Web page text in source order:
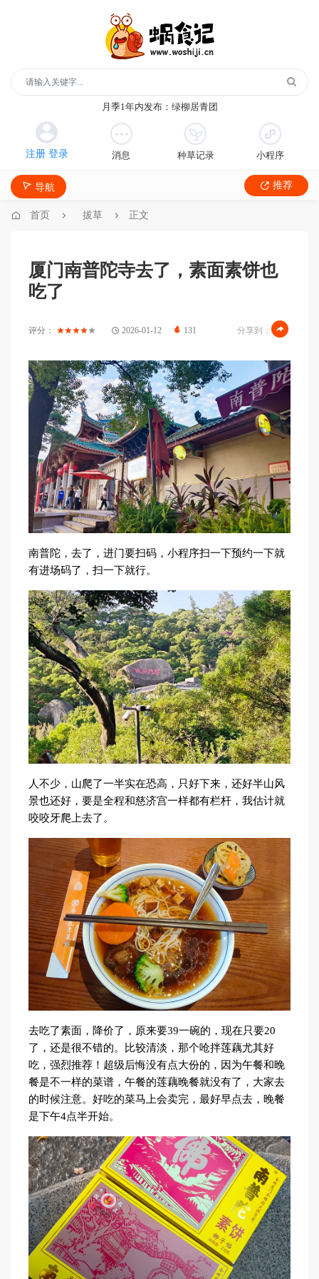
玻璃鞋1年内发布：沿河沙子空心李
月季1年内发布：绿柳居青团
遥望1年内发布：石屏包浆豆腐
玻璃鞋1年内发布：沿河沙子空心李
云散说再见1年内发布：红宝石鲜奶小方
遥望1年内发布：石屏包浆豆腐
消息 种草记录 小程序
导航 推荐
首页 拔草 正文
厦门南普陀寺去了，素面素饼也
吃了
评分： 2026-01-12 131 分享到：
南普陀，去了，进门要扫码，小程序扫一下预约一下就
有进场码了，扫一下就行。
人不少，山爬了一半实在恐高，只好下来，还好半山风
景也还好，要是全程和慈济宫一样都有栏杆，我估计就
咬咬牙爬上去了。
去吃了素面，降价了，原来要39一碗的，现在只要20
了，还是很不错的。比较清淡，那个呛拌莲藕尤其好
吃，强烈推荐！超级后悔没有点大份的，因为午餐和晚
餐是不一样的菜谱，午餐的莲藕晚餐就没有了，大家去
的时候注意。好吃的菜马上会卖完，最好早点去，晚餐
是下午4点半开始。